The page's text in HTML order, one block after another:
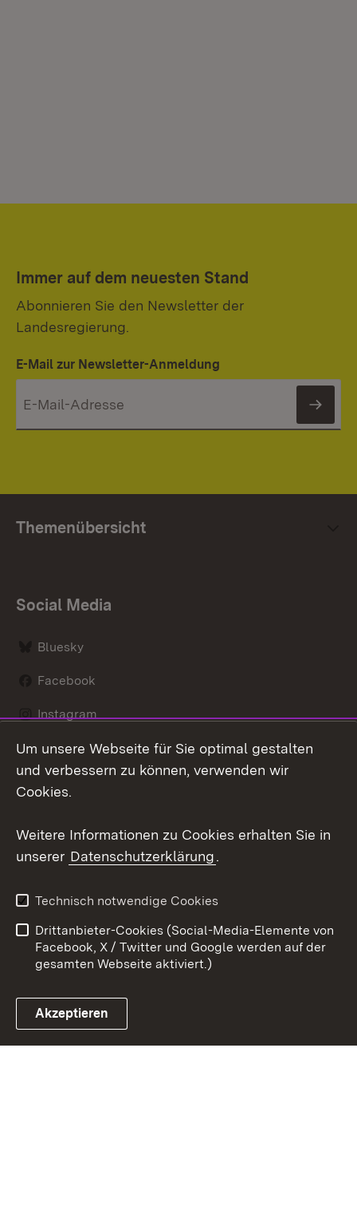
Immer auf dem neuesten Stand
Abonnieren Sie den Newsletter der
Landesregierung.
E-Mail zur Newsletter-Anmeldung
Themenübersicht
Social Media
Bluesky
Facebook
Instagram
LinkedIn
Link zum Landesportal
Datenschutz
Barrierefreiheit
Impressum
Cookies
Um unsere Webseite für Sie optimal gestalten
und verbessern zu können, verwenden wir
Cookies.
Weitere Informationen zu Cookies erhalten Sie in
unserer Datenschutzerklärung.
Technisch notwendige Cookies
Drittanbieter-Cookies (Social-Media-Elemente von
Facebook, X / Twitter und Google werden auf der
gesamten Webseite aktiviert.)
Akzeptieren